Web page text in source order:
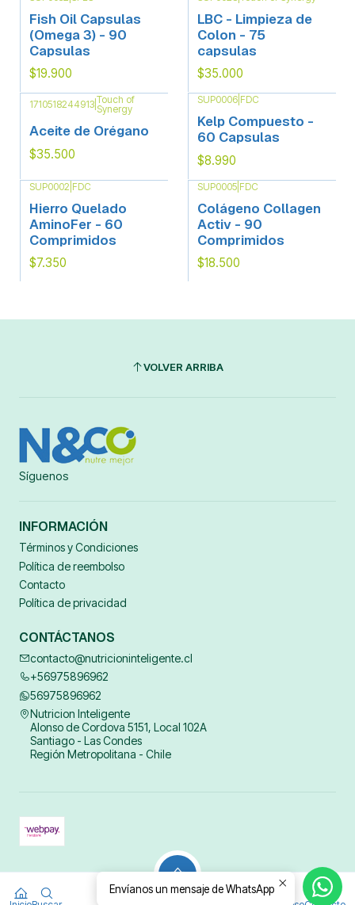
0
Fish Oil Capsulas
(Omega 3) - 90
Capsulas
$19.900
LBC - Limpieza de
Colon - 75
capsulas
$35.000
1710518244913 Touch of
Synergy
Aceite de Orégano
$35.500
SUP0006 FDC
Kelp Compuesto -
60 Capsulas
$8.990
SUP0002 FDC
Hierro Quelado
AminoFer - 60
Comprimidos
$7.350
SUP0005 FDC
Colágeno Collagen
Activ - 90
Comprimidos
$18.500
VOLVER ARRIBA
Síguenos
INFORMACIÓN
Términos y Condiciones
Política de reembolso
Contacto
Política de privacidad
CONTÁCTANOS
contacto@nutricioninteligente.cl
+56975896962
56975896962
Nutricion Inteligente
Alonso de Cordova 5151, Local 102A
Santiago - Las Condes
Región Metropolitana - Chile
Todos los derechos reservados.Desarrollado por Jumpseller .
Envíanos un mensaje de WhatsApp